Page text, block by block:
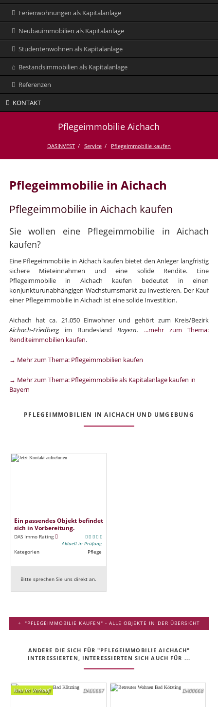
Ferienwohnungen als Kapitalanlage
Neubauimmobilien als Kapitalanlage
Studentenwohnen als Kapitalanlage
Bestandsimmobilien als Kapitalanlage
Referenzen
KONTAKT
Pflegeimmobilie Aichach
DASINVEST Service Pflegeimmobilie kaufen
Pflegeimmobilie in Aichach
Pflegeimmobilie in Aichach kaufen
Sie wollen eine Pflegeimmobilie in Aichach
kaufen?
Eine Pflegeimmobilie in Aichach kaufen bietet den Anleger langfristig
sichere Mieteinnahmen und eine solide Rendite. Eine
Pflegeimmobilie in Aichach kaufen bedeutet in einen
konjunkturunabhängigen Wachstumsmarkt zu investieren. Der Kauf
einer Pflegeimmobilie in Aichach ist eine solide Investition.
Aichach hat ca. 21.050 Einwohner und gehört zum Kreis/Bezirk
Aichach-Friedbergim BundeslandBayern. ...mehr zum Thema:
Renditeimmobilien kaufen.
→ Mehr zum Thema: Pflegeimmobilien kaufen
→ Mehr zum Thema: Pflegeimmobilie als Kapitalanlage kaufen in
Bayern
PFLEGEIMMOBILIEN IN AICHACH UND UMGEBUNG
Ein passendes Objekt befindet
sich in Vorbereitung.
DAS Immo Rating
Aktuell in Prüfung
Kategorien
Pflege
Bitte sprechen Sie uns direkt an.
"PFLEGEIMMOBILIE KAUFEN" - ALLE OBJEKTE IN DER ÜBERSICHT
ANDERE DIE SICH FÜR "PFLEGEIMMOBILIE AICHACH"
INTERESSIERTEN, INTERESSIERTEN SICH AUCH FÜR ...
DA00667
Neu im Verkauf! DA00668